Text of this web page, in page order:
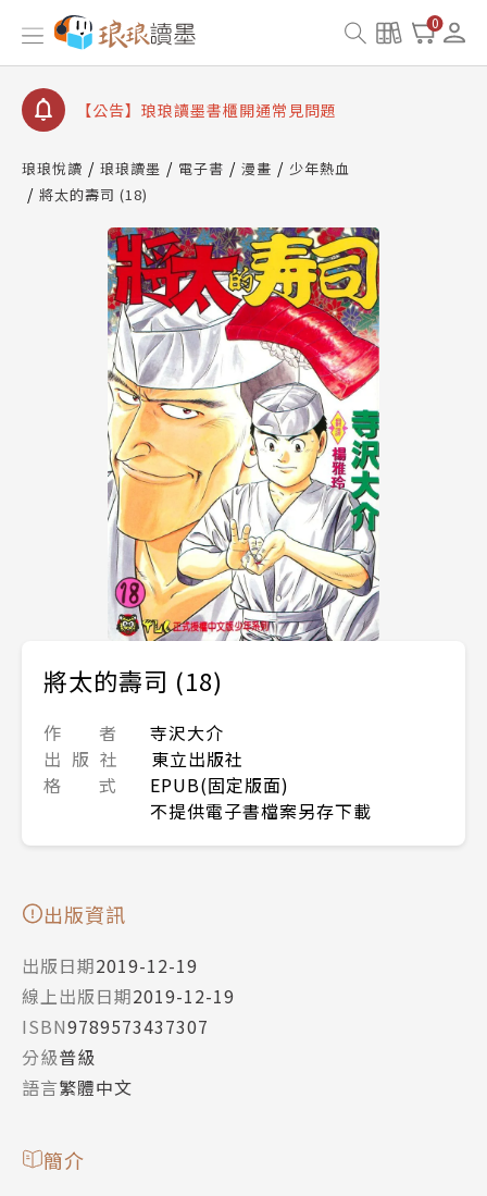
0
【公告】琅琅讀墨數位閱讀資產合併與書櫃開通申請
【公告】琅琅讀墨書櫃開通常見問題
【公告】琅琅讀墨 3 分鐘完成書櫃開通與資產合併申
查詢
【公告】琅琅讀墨數位閱讀資產合併與書櫃開通申請
琅琅悅讀 琅琅讀墨 電子書 漫畫
少年熱血
將太的壽司 (18)
將太的壽司 (18)
作 者
寺沢大介
出 版 社
東立出版社
格 式
EPUB(固定版面)
不提供電子書檔案另存下載
出版資訊
出版日期2019-12-19
線上出版日期2019-12-19
ISBN9789573437307
分級普級
語言繁體中文
簡介